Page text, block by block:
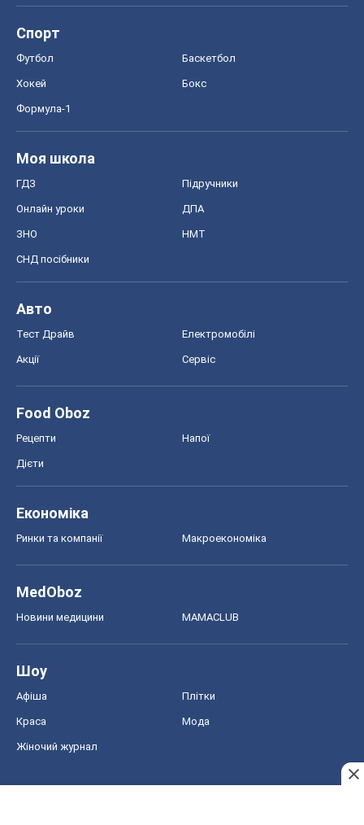
Спорт
Футбол Баскетбол
Хокей Бокс
Формула-1
Моя школа
ГДЗ Підручники
Онлайн уроки ДПА
ЗНО НМТ
СНД посібники
Авто
Тест Драйв Електромобілі
Акції Сервіс
Food Oboz
Рецепти Напої
Дієти
Економіка
Ринки та компанії Макроекономіка
MedOboz
Новини медицини MAMACLUB
Шоу
Афіша Плітки
Краса Мода
Жіночий журнал